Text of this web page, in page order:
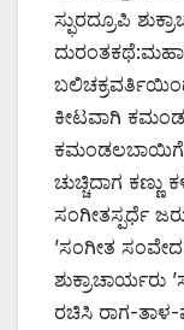
ಸ್ಫುರದ್ರೂಪಿ
ಕೀಟವಾಗಿ
ಕಮಂಡಲಬಾಯಿಗೆ
ಚುಚ್ಚಿದಾಗ ಕಣ್ಣು
ಸಂಗೀತಸ್ಪರ್ಧೆ
’ಸಂಗೀತ
ಶುಕ್ರಾಚಾರ್ಯರು
ರಚಿಸಿ ರಾಗ-